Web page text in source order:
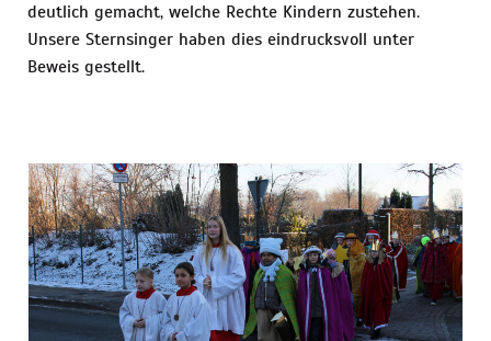
deutlich gemacht, welche Rechte Kindern zustehen.
Unsere Sternsinger haben dies eindrucksvoll unter
Beweis gestellt.